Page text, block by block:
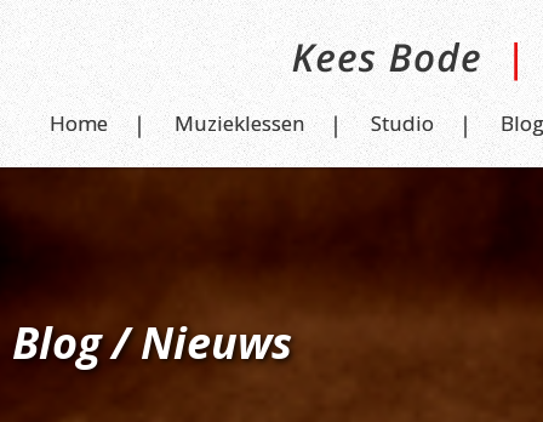
Home Muzieklessen Studio Blog
Blog / Nieuws